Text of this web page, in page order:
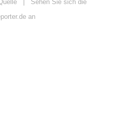
| Sehen Sie sich die
an